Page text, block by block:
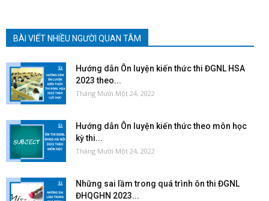
BÀI VIẾT NHIỀU NGƯỜI QUAN TÂM
Hướng dẫn Ôn luyện kiến thức thi ĐGNL HSA
2023 theo...
Tháng Mười Một 24, 2022
Hướng dẫn Ôn luyện kiến thức theo môn học
kỳ thi...
Tháng Mười Một 24, 2022
Những sai lầm trong quá trình ôn thi ĐGNL
ĐHQGHN 2023...